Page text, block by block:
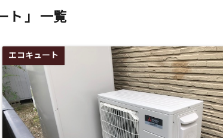
ト 」 一覧
エコキュート